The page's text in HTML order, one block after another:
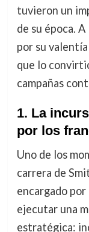
tuvieron un
de su época.
por su
que lo
campañas
1. La
por los
Uno de los
carrera de
encargado
ejecutar una
estratégica: